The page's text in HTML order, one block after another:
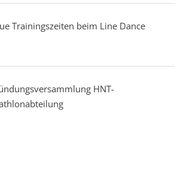
Trainingszeiten beim Line Dance
HNT-